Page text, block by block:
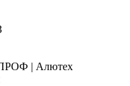
| Алютех